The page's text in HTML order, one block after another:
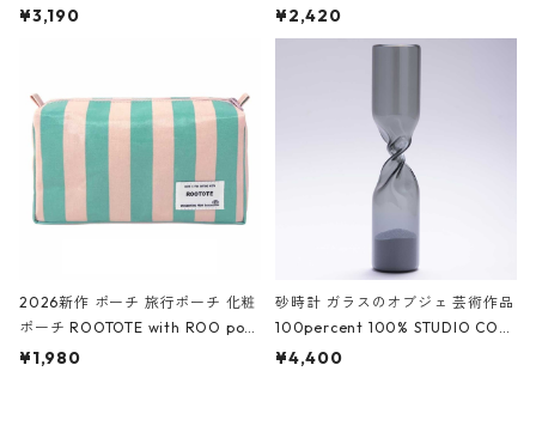
ファスナーポーチ 撥水加工 トラベ
ーガンディー、オフホワイト
¥3,190
大きめ 撥水加工 収納ポーチ CRO
CODILE/Black クロコダイル/ブラ
¥2,420
2026新作 ポーチ 旅行ポーチ 化粧
ポーチ ROOTOTE with ROO pou
ch 3532 ルートート WR.ポーチ.ラ
¥1,980
砂時計 ガラスのオブジェ 芸術作品
100percent 100% STUDIO COH
AKU Timeless 100パーセント ス
¥4,400